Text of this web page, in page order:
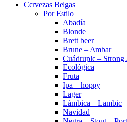
Cervezas Belgas
Por Estilo
Abadía
Blonde
Brett beer
Brune – Ambar
Cuádruple – Strong
Ecológica
Fruta
Ipa – hoppy
Lager
Lámbica – Lambic
Navidad